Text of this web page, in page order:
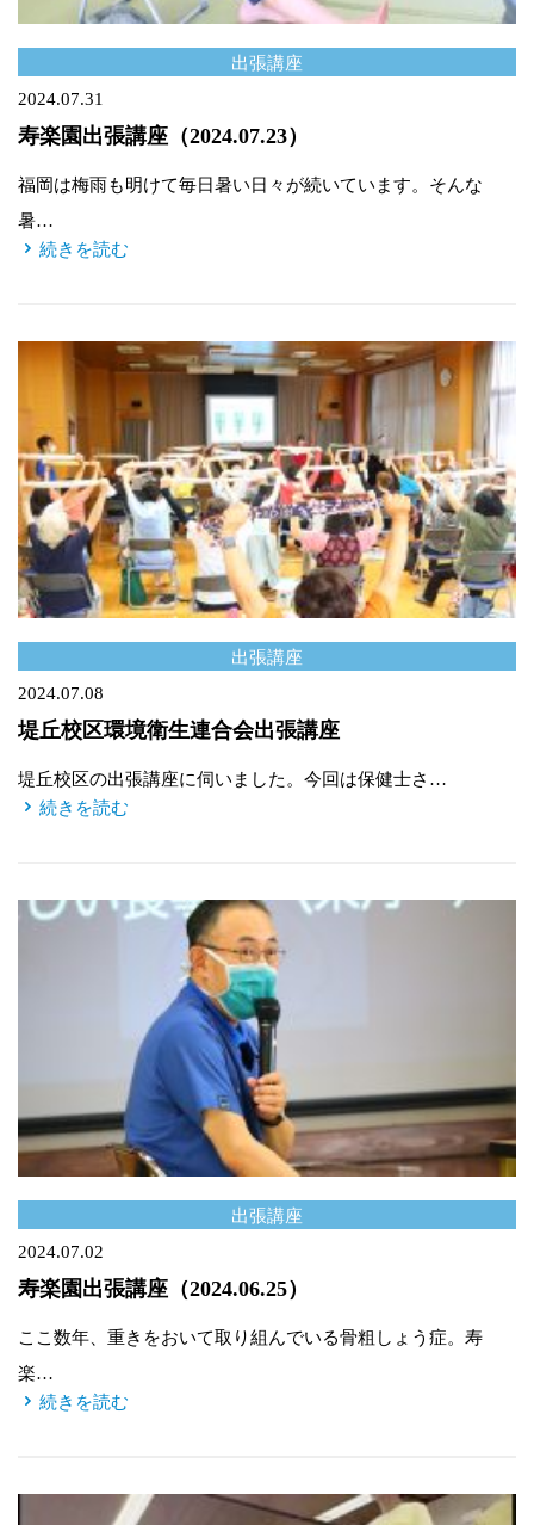
出張講座
2024.07.31
寿楽園出張講座（2024.07.23）
福岡は梅雨も明けて毎日暑い日々が続いています。そんな
暑…
続きを読む
出張講座
2024.07.08
堤丘校区環境衛生連合会出張講座
堤丘校区の出張講座に伺いました。今回は保健士さ…
続きを読む
出張講座
2024.07.02
寿楽園出張講座（2024.06.25）
ここ数年、重きをおいて取り組んでいる骨粗しょう症。寿
楽…
続きを読む